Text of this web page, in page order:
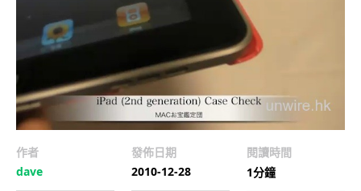
作者
dave
發佈日期
2010-12-28
閱讀時間
1分鐘